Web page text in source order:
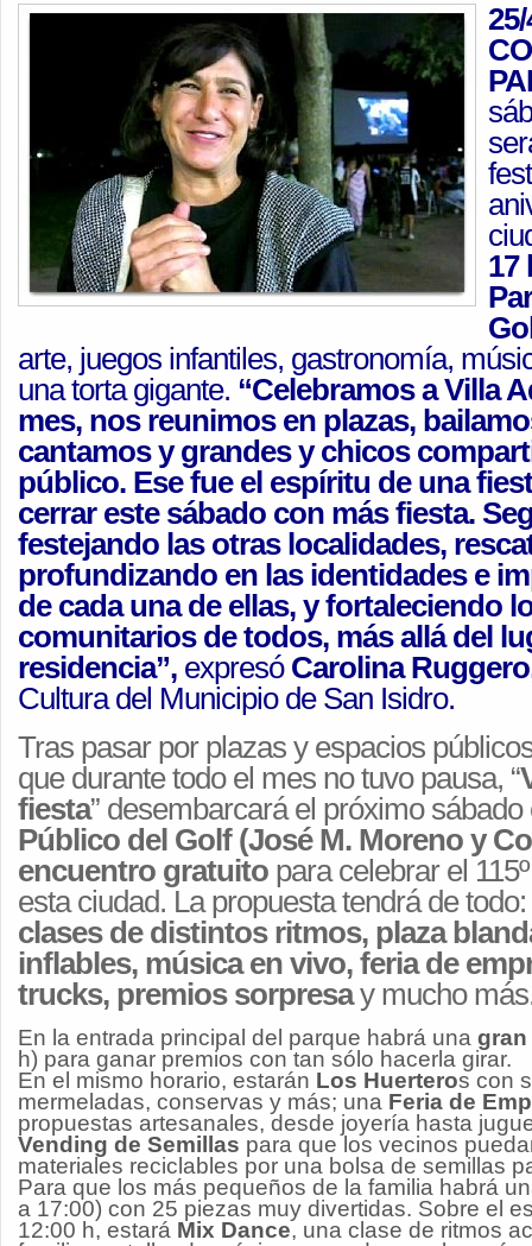
17
arte, juegos infantiles, gastronomía,
una torta gigante. “Celebramos a Villa
mes, nos reunimos en plazas,
cantamos y grandes y chicos
público. Ese fue el espíritu de una
cerrar este sábado con más fiesta.
festejando las otras localidades,
profundizando en las identidades e
de cada una de ellas, y fortaleciendo
comunitarios de todos, más allá del
residencia”, expresó Carolina
Cultura del Municipio de San Isidro.
Tras pasar por plazas y espacios
que durante todo el mes no tuvo pausa, “
fiesta” desembarcará el próximo
Público del Golf (José M. Moreno y
encuentro gratuito para celebrar el
esta ciudad. La propuesta tendrá de todo:
clases de distintos ritmos, plaza
inflables, música en vivo, feria de
trucks, premios sorpresay mucho
En la entrada principal del parque habrá una gran
h) para ganar premios con tan sólo hacerla girar.
En el mismo horario, estarán Los Huerteros con
mermeladas, conservas y más; una Feria de
propuestas artesanales, desde joyería hasta
Vending de Semillas para que los vecinos
materiales reciclables por una bolsa de semillas
Para que los más pequeños de la familia habrá
a 17:00) con 25 piezas muy divertidas. Sobre el
12:00 h, estará Mix Dance, una clase de ritmos